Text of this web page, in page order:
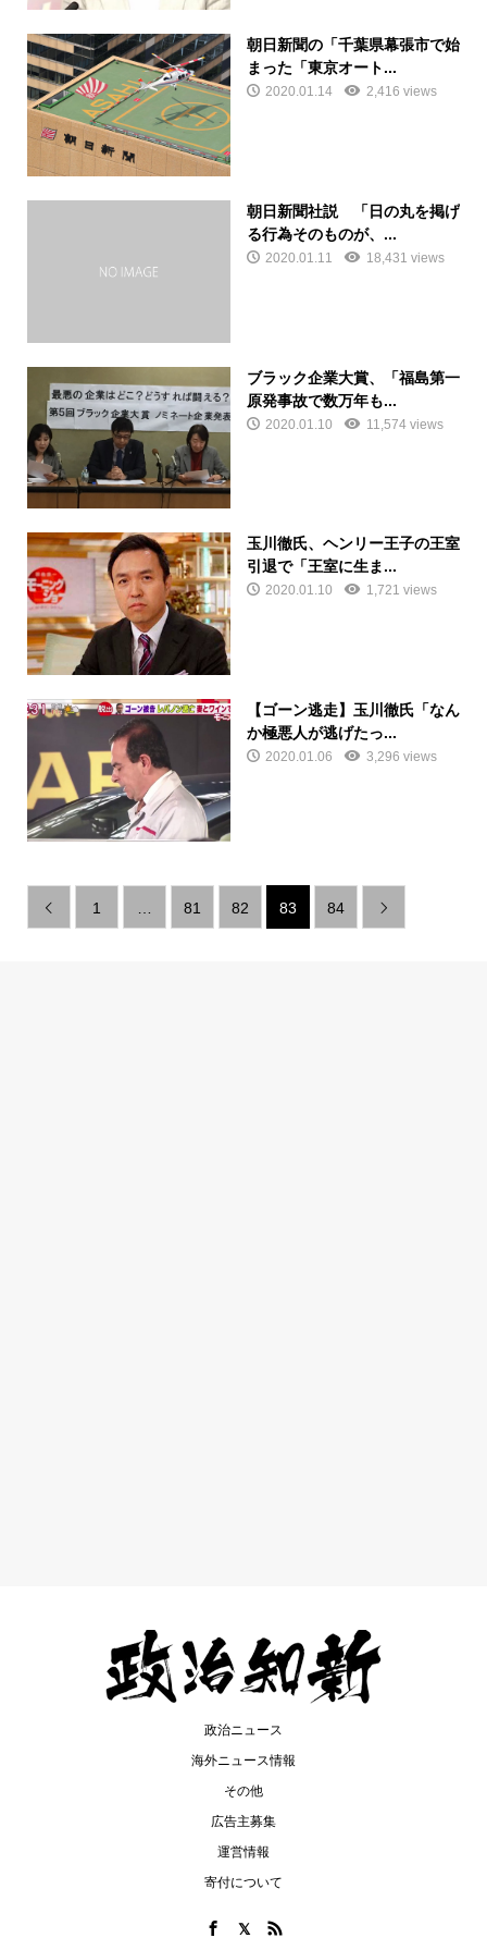
朝日新聞の「千葉県幕張市で始
まった「東京オート...
2020.01.14 2,416 views
朝日新聞社説 「日の丸を掲げ
る行為そのものが、...
2020.01.11 18,431 views
ブラック企業大賞、「福島第一
原発事故で数万年も...
2020.01.10 11,574 views
玉川徹氏、ヘンリー王子の王室
引退で「王室に生ま...
2020.01.10 1,721 views
【ゴーン逃走】玉川徹氏「なん
か極悪人が逃げたっ...
2020.01.06 3,296 views
 1 81 82 83 84 
政治ニュース
海外ニュース情報
その他
広告主募集
運営情報
寄付について